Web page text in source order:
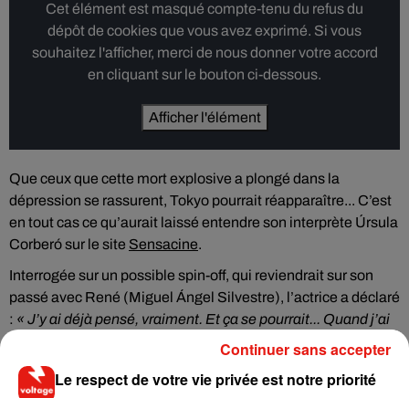
Cet élément est masqué compte-tenu du refus du
dépôt de cookies que vous avez exprimé. Si vous
souhaitez l'afficher, merci de nous donner votre accord
en cliquant sur le bouton ci-dessous.
Afficher l'élément
Que ceux que cette mort explosive a plongé dans la
dépression se rassurent, Tokyo pourrait réapparaître... C’est
en tout cas ce qu’aurait laissé entendre son interprète Úrsula
Corberó sur le site Sensacine.
Interrogée sur un possible spin-off, qui reviendrait sur son
passé avec René (Miguel Ángel Silvestre), l’actrice a déclaré
: « J’y ai déjà pensé, vraiment. Et ça se pourrait... Quand j’ai
lu le scénario et vu comment elle finissait compris pourquoi,
j’ai trouvé ça vraiment intéressant. Le public porte une telle
haine à ce personnage, qu’il est intéressant qu’on lui donne
Le respect de votre vie privée est notre priorité
Continuer sans accepter